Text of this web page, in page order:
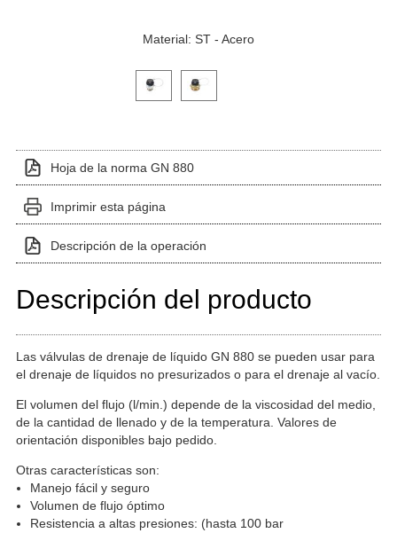
Material: ST - Acero
Haga clic en una imagen de variante para verla
Hoja de la norma GN 880
Imprimir esta página
Descripción de la operación
Descripción del producto
Las válvulas de drenaje de líquido GN 880 se pueden usar para
el drenaje de líquidos no presurizados o para el drenaje al vacío.
El volumen del flujo (l/min.) depende de la viscosidad del medio,
de la cantidad de llenado y de la temperatura. Valores de
orientación disponibles bajo pedido.
Otras características son:
Manejo fácil y seguro
Volumen de flujo óptimo
Resistencia a altas presiones: (hasta 100 bar